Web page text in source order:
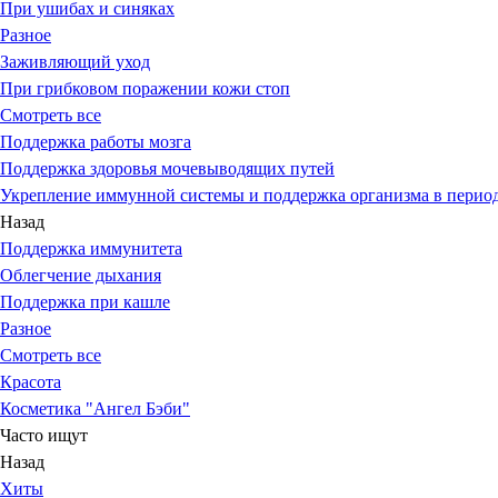
При ушибах и синяках
Разное
Заживляющий уход
При грибковом поражении кожи стоп
Смотреть все
Поддержка работы мозга
Поддержка здоровья мочевыводящих путей
Укрепление иммунной системы и поддержка организма в
Назад
Поддержка иммунитета
Облегчение дыхания
Поддержка при кашле
Разное
Смотреть все
Красота
Косметика "Ангел Бэби"
Часто ищут
Назад
Хиты